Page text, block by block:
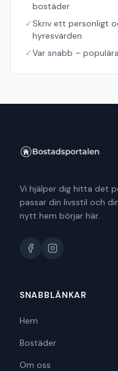
bostäder
✓Skriv ett personligt
hyresvärden
✓Var snabb –
Vi hjälper dig hitta det
passar din livsstil och
nytt hem börjar här.
SNABBLÄNKAR
Hem
Bostäder
Om oss